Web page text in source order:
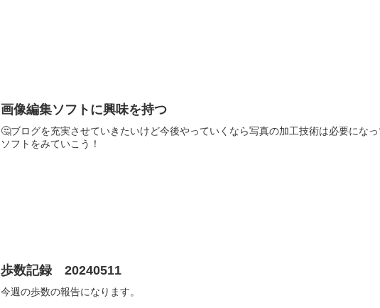
画像編集ソフトに興味を持つ
🤔ブログを充実させていきたいけど今後やっていくなら写真の加工技術は必要にな
ソフトをみていこう！
歩数記録 20240511
今週の歩数の報告になります。